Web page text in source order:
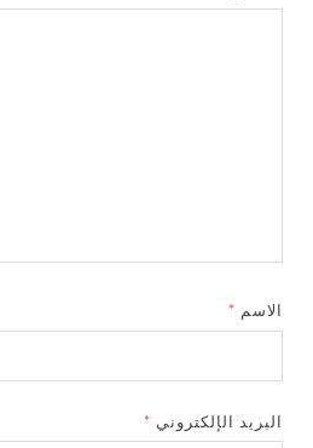
الاسم *
البريد الإلكتروني *